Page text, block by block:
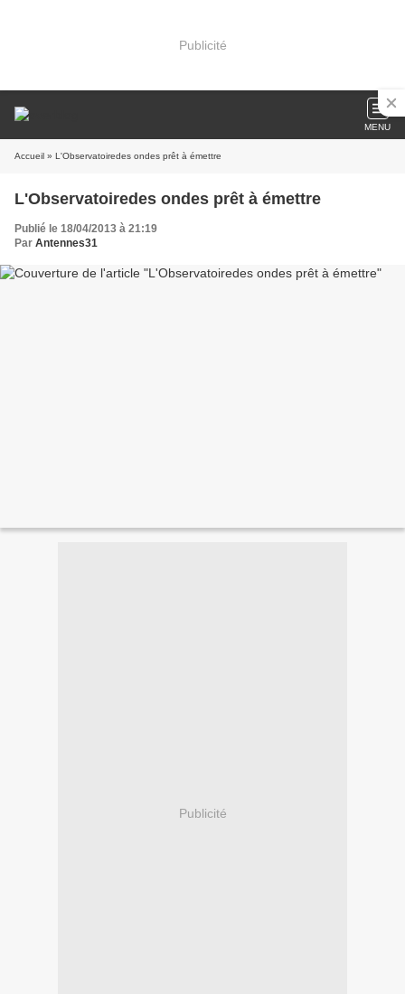
Publicité
MENU
Accueil » L'Observatoiredes ondes prêt à émettre
L'Observatoiredes ondes prêt à émettre
Publié le 18/04/2013 à 21:19
Par Antennes31
Publicité